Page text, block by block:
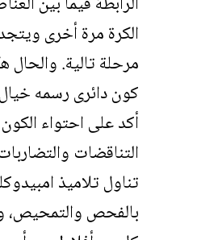
الكرة مرة أخرى
مرحلة تالية. والحال
كون دائرى رسمه
أكد على احتواء
التناقضات
تناول تلاميذ
بالفحص والتمحيص،